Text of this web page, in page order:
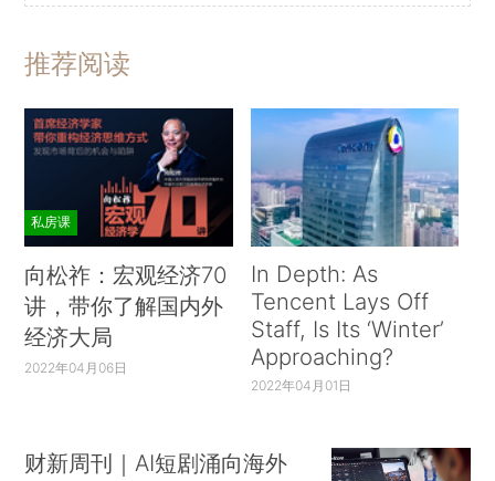
推荐阅读
私房课
向松祚：宏观经济70
讲，带你了解国内外
经济大局
2022年04月06日
In Depth: As
Tencent Lays Off
Staff, Is Its ‘Winter’
Approaching?
2022年04月01日
财新周刊｜AI短剧涌向海外